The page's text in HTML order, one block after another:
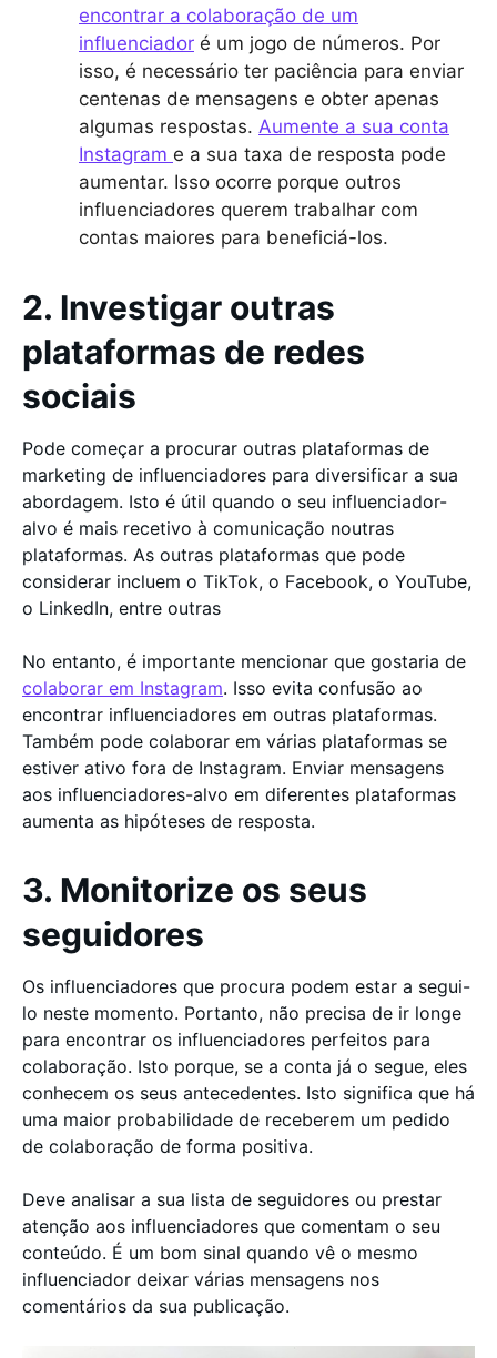
encontrar a colaboração de um
influenciador é um jogo de números. Por
isso, é necessário ter paciência para enviar
centenas de mensagens e obter apenas
algumas respostas. Aumente a sua conta
Instagram e a sua taxa de resposta pode
aumentar. Isso ocorre porque outros
influenciadores querem trabalhar com
contas maiores para beneficiá-los.
2. Investigar outras
plataformas de redes
sociais
Pode começar a procurar outras plataformas de
marketing de influenciadores para diversificar a sua
abordagem. Isto é útil quando o seu influenciador-
alvo é mais recetivo à comunicação noutras
plataformas. As outras plataformas que pode
considerar incluem o TikTok, o Facebook, o YouTube,
o LinkedIn, entre outras
No entanto, é importante mencionar que gostaria de
colaborar em Instagram. Isso evita confusão ao
encontrar influenciadores em outras plataformas.
Também pode colaborar em várias plataformas se
estiver ativo fora de Instagram. Enviar mensagens
aos influenciadores-alvo em diferentes plataformas
aumenta as hipóteses de resposta.
3. Monitorize os seus
seguidores
Os influenciadores que procura podem estar a segui-
lo neste momento. Portanto, não precisa de ir longe
para encontrar os influenciadores perfeitos para
colaboração. Isto porque, se a conta já o segue, eles
conhecem os seus antecedentes. Isto significa que há
uma maior probabilidade de receberem um pedido
de colaboração de forma positiva.
Deve analisar a sua lista de seguidores ou prestar
atenção aos influenciadores que comentam o seu
conteúdo. É um bom sinal quando vê o mesmo
influenciador deixar várias mensagens nos
comentários da sua publicação.